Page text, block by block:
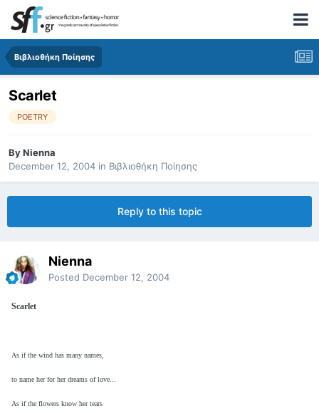
Βιβλιοθήκη Ποίησης
Scarlet
POETRY
ByNienna
December 12, 2004 in Βιβλιοθήκη Ποίησης
Reply to this topic
Nienna
Posted December 12, 2004
Scarlet
As if the wind has many names,
to name her for her dreams of love...
As if the flowers know her tears